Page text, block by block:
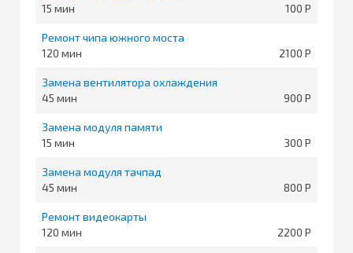
15
100
Ремонт чипа южного моста
120
2100
Замена вентилятора охлаждения
45
900
Замена модуля памяти
15
300
Замена модуля тачпад
45
800
Ремонт видеокарты
120
2200